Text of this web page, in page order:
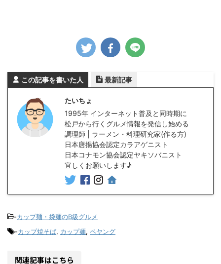
この記事を書いた人 最新記事
たいちょ
1995年 インターネット普及と同時期に
松戸から行くグルメ情報を発信し始める
調理師 | ラーメン・料理研究家(作る方)
日本唐揚協会認定カラアゲニスト
日本コナモン協会認定ヤキソバニスト
宜しくお願いします♪
-カップ麺・袋麺のB級グルメ
-カップ焼そば, カップ麺, ペヤング
関連記事はこちら